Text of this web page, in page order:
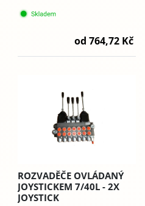
od 764,72 Kč
ROZVADĚČE OVLÁDANÝ
JOYSTICKEM 7/40L - 2X
JOYSTICK